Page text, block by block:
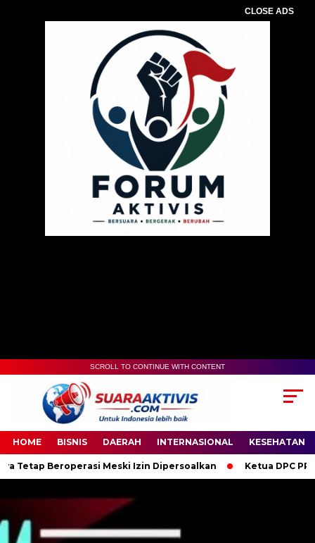
CLOSE ADS
00:00
SCROLL TO CONTINUE WITH CONTENT
HOME BISNIS DAERAH INTERNASIONAL KESEHATAN
Meski Izin Dipersoalkan Ketua DPC PPWI OKI